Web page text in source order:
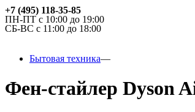
+7 (495) 118-35-85
ПН-ПТ с 10:00 до 19:00
СБ-ВС с 11:00 до 18:00
Бытовая техника
Фен-стайлер Dyson